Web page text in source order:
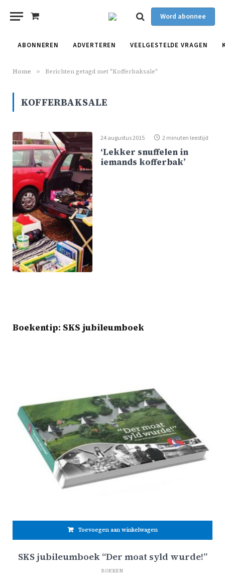
Shopping
Word abonnee
ABONNEREN ADVERTEREN VEELGESTELDE VRAGEN
Home » Berichten getagd met "Kofferbaksale"
KOFFERBAKSALE
24 augustus 2015 2 minuten leestijd
‘Lekker snuffelen in
iemands kofferbak’
Boekentip: SKS jubileumboek
Toevoegen aan winkelwagen
SKS jubileumboek “Der moat syld wurde!”
BOEKEN